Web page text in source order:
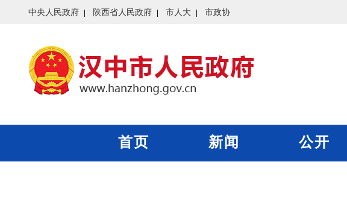
中央人民政府 陕西省人民政府 市人大 市政协
首页 新闻 公开